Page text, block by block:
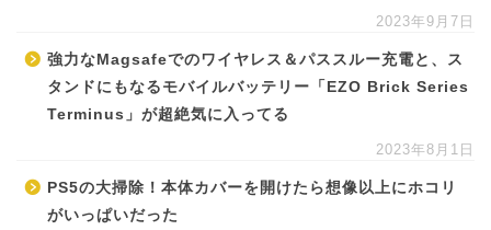
2023年9月7日
強力なMagsafeでのワイヤレス＆パススルー充電と、ス
タンドにもなるモバイルバッテリー「EZO Brick Series
Terminus」が超絶気に入ってる
2023年8月1日
PS5の大掃除！本体カバーを開けたら想像以上にホコリ
がいっぱいだった